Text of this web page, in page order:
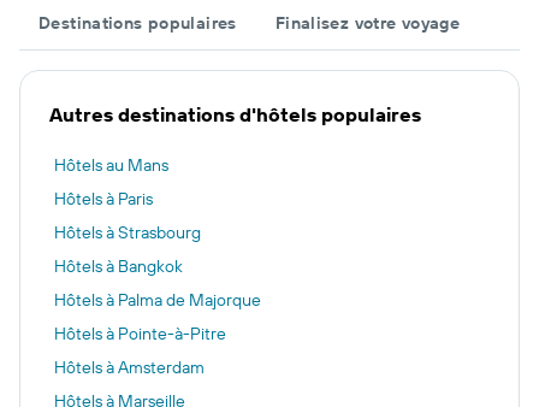
Destinations populaires Finalisez votre voyage
Autres destinations d'hôtels populaires
Hôtels au Mans
Hôtels à Paris
Hôtels à Strasbourg
Hôtels à Bangkok
Hôtels à Palma de Majorque
Hôtels à Pointe-à-Pitre
Hôtels à Amsterdam
Hôtels à Marseille